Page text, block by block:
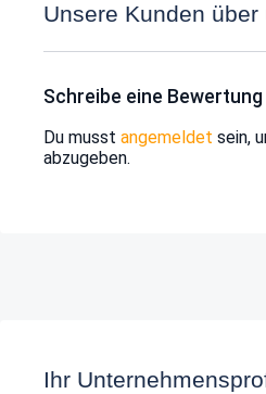
Unsere Kunden über
Schreibe eine Bewertung
Du musst angemeldet sein,
abzugeben.
Ihr